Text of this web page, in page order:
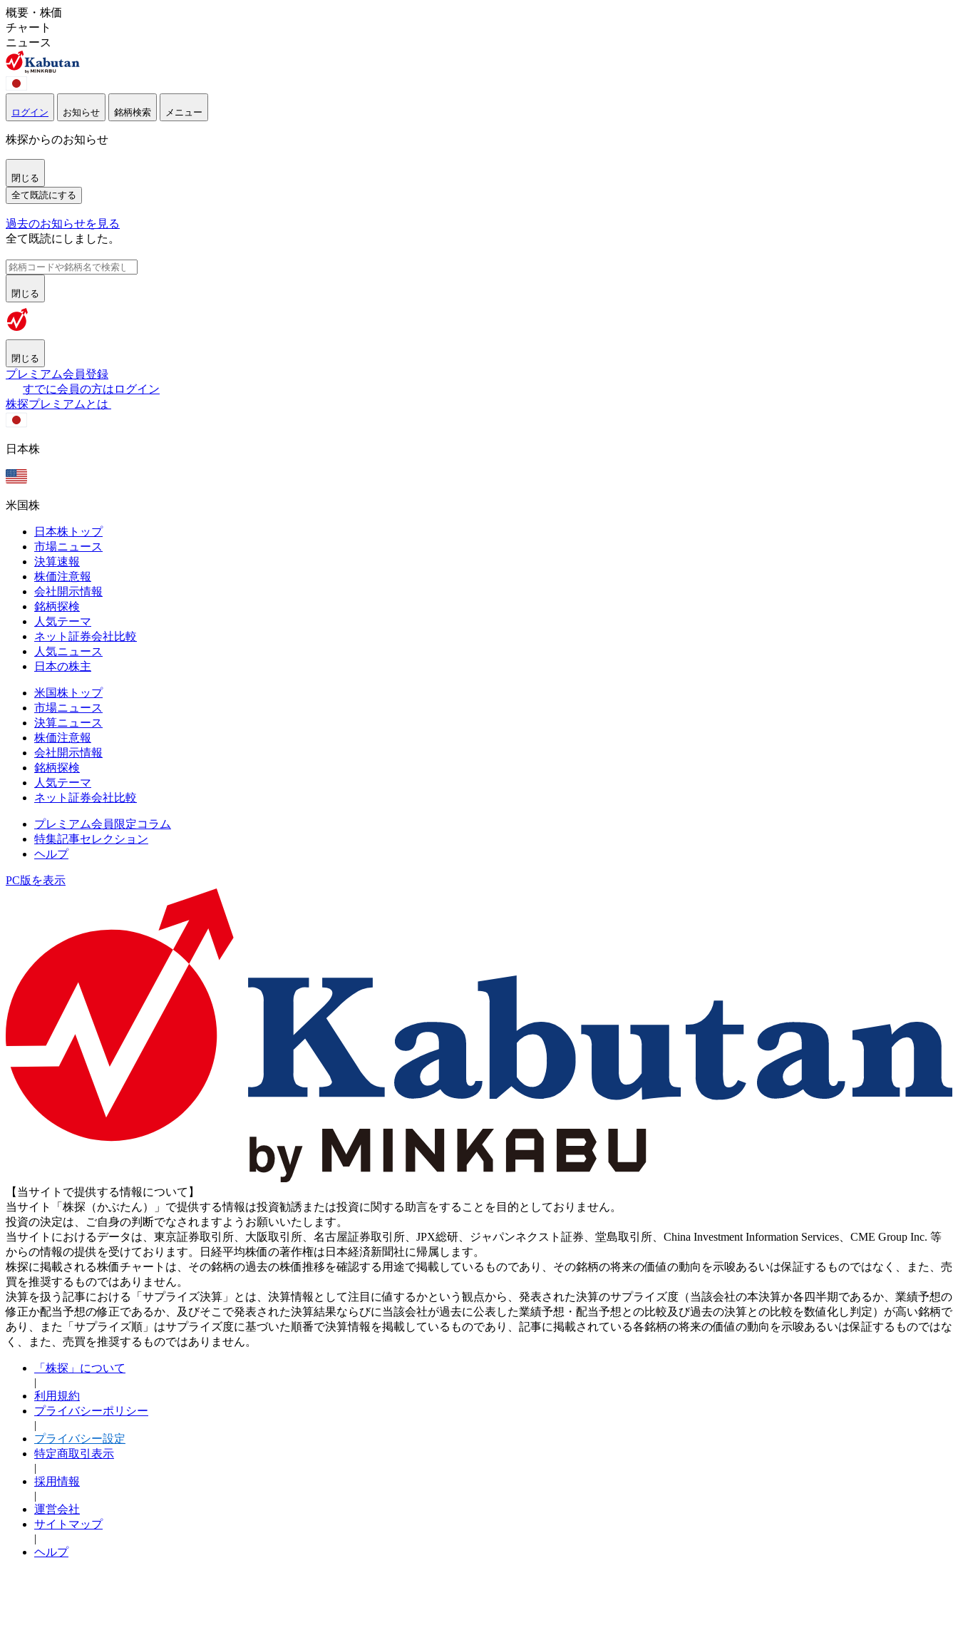
概要・株価
チャート
ニュース
ログイン お知らせ 銘柄検索 メニュー
株探からのお知らせ
閉じる
全て既読にする
過去のお知らせを見る
全て既読にしました。
閉じる
閉じる
プレミアム会員登録
すでに会員の方はログイン
株探プレミアムとは
日本株
米国株
日本株トップ
市場ニュース
決算速報
株価注意報
会社開示情報
銘柄探検
人気テーマ
ネット証券会社比較
人気ニュース
日本の株主
米国株トップ
市場ニュース
決算ニュース
株価注意報
会社開示情報
銘柄探検
人気テーマ
ネット証券会社比較
プレミアム会員限定コラム
特集記事セレクション
ヘルプ
PC版を表示
【当サイトで提供する情報について】
当サイト「株探（かぶたん）」で提供する情報は投資勧誘または投資に関する助言をすることを目的としておりません。
投資の決定は、ご自身の判断でなされますようお願いいたします。
当サイトにおけるデータは、東京証券取引所、大阪取引所、名古屋証券取引所、JPX総研、ジャパンネクスト証券、堂島取引所、China Investment Information Services、CME Group Inc. 等
からの情報の提供を受けております。日経平均株価の著作権は日本経済新聞社に帰属します。
株探に掲載される株価チャートは、その銘柄の過去の株価推移を確認する用途で掲載しているものであり、その銘柄の将来の価値の動向を示唆あるいは保証するものではなく、また、売
買を推奨するものではありません。
決算を扱う記事における「サプライズ決算」とは、決算情報として注目に値するかという観点から、発表された決算のサプライズ度（当該会社の本決算か各四半期であるか、業績予想の
修正か配当予想の修正であるか、及びそこで発表された決算結果ならびに当該会社が過去に公表した業績予想・配当予想との比較及び過去の決算との比較を数値化し判定）が高い銘柄で
あり、また「サプライズ順」はサプライズ度に基づいた順番で決算情報を掲載しているものであり、記事に掲載されている各銘柄の将来の価値の動向を示唆あるいは保証するものではな
く、また、売買を推奨するものではありません。
「株探」について
|
利用規約
プライバシーポリシー
|
プライバシー設定
特定商取引表示
|
採用情報
|
運営会社
サイトマップ
|
ヘルプ